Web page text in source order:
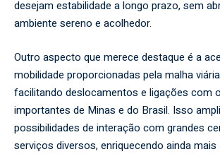
desejam estabilidade a longo prazo, sem
ambiente sereno e acolhedor.
Outro aspecto que merece destaque é a
mobilidade proporcionadas pela malha
facilitando deslocamentos e ligações com
importantes de Minas e do Brasil. Isso
possibilidades de interação com grandes
serviços diversos, enriquecendo ainda